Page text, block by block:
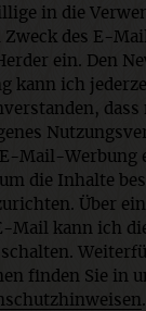
in die
Zweck des E-
ein. Den
kann ich
dass
Mail-Werbung
die Inhalte
Über
Mail kann ich
finden Sie in
.